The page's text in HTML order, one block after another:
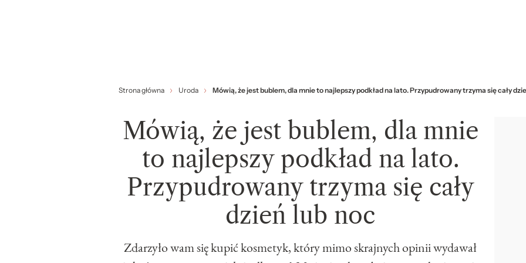
Strona główna Uroda Mówią, że jest bublem, dla mnie to najlepszy podkład na lato. Przypudrowany trzyma się cały
Mówią, że jest bublem, dla mnie
to najlepszy podkład na lato.
Przypudrowany trzyma się cały
dzień lub noc
Zdarzyło wam się kupić kosmetyk, który mimo skrajnych opinii wydawał